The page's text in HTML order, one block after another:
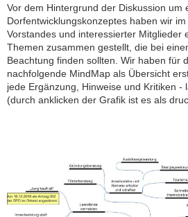
Vor dem Hintergrund der Diskussion um
Dorfentwicklungskonzeptes haben wir
Vorstandes und interessierter Mitglieder
Themen zusammen gestellt, die bei
Beachtung finden sollten. Wir haben für
nachfolgende MindMap als Übersicht
jede Ergänzung, Hinweise und Kritiken -
(durch anklicken der Grafik ist es als